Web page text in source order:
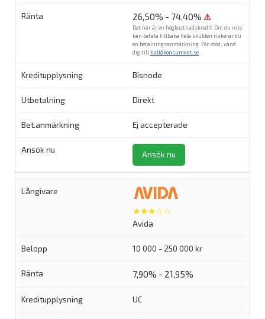
26,50% - 74,40% ⚠
Det här är en högkostnadskredit. Om du inte
kan betala tillbaka hela skulden riskerar du
en betalningsanmärkning. För stöd, vänd
dig till hallåkonsument.se
Bisnode
Direkt
Ej accepterade
Ansök nu
★★★☆☆
Avida
10 000 - 250 000 kr
7,90% - 21,95%
UC